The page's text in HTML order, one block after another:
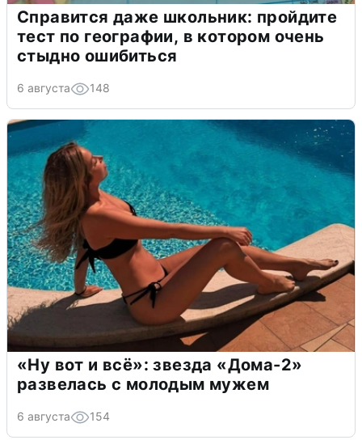
Справится даже школьник: пройдите
тест по географии, в котором очень
стыдно ошибиться
6 августа 148
«Ну вот и всё»: звезда «Дома-2»
развелась с молодым мужем
6 августа 154